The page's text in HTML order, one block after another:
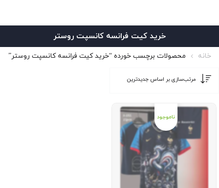
خرید کیت فرانسه کانسپت روستر
خانه محصولات برچسب خورده “خرید کیت فرانسه کانسپت روستر”